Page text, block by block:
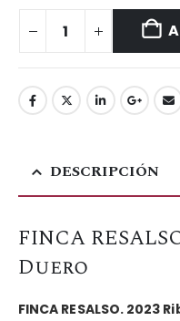
DESCRIPCIÓN
FINCA
Duero
FINCA RESALSO. 2023